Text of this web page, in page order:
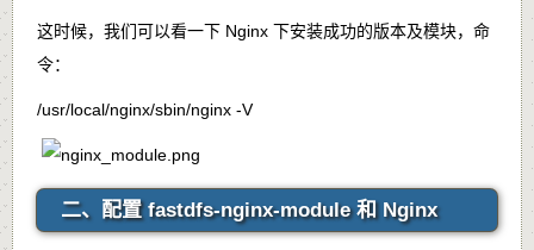
这时候，我们可以看一下 Nginx 下安装成功的版本及模块，命
令：
/usr/local/nginx/sbin/nginx -V
二、配置 fastdfs-nginx-module 和 Nginx